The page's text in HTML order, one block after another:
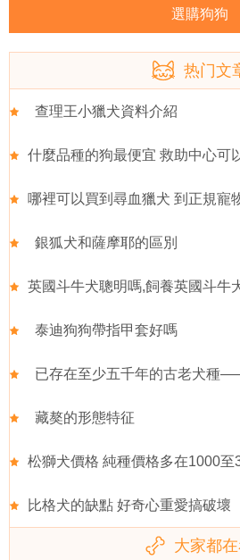
選購狗狗
热门文
查理王小獵犬資料介紹
什麼品種的狗最便宜 救助中心可
哪裡可以買到尋血獵犬 到正規寵
銀狐犬和薩摩耶的區別
英國斗牛犬聰明嗎,飼養英國斗牛
泰迪狗狗帶指甲套好嗎
已存在至少五千年的古老犬種
藏獒的形態特征
松獅犬價格 純種價格多在1000至
比格犬的缺點 好奇心重愛搞破壞
大家都